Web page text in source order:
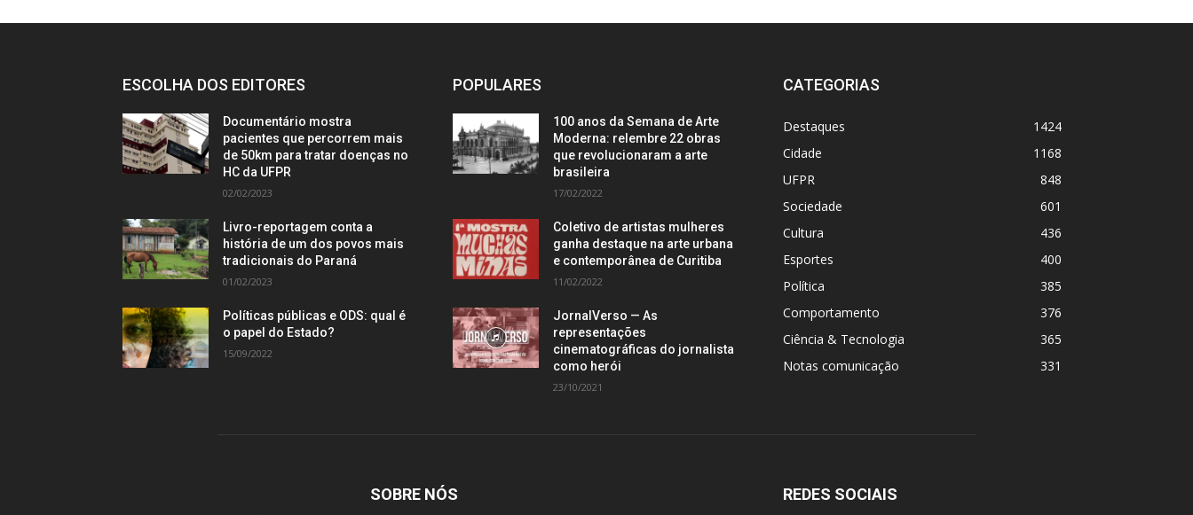
ESCOLHA DOS EDITORES
Documentário mostra
pacientes que percorrem mais
de 50km para tratar doenças no
HC da UFPR
02/02/2023
Livro-reportagem conta a
história de um dos povos mais
tradicionais do Paraná
01/02/2023
Políticas públicas e ODS: qual é
o papel do Estado?
15/09/2022
POPULARES
100 anos da Semana de Arte
Moderna: relembre 22 obras
que revolucionaram a arte
brasileira
17/02/2022
Coletivo de artistas mulheres
ganha destaque na arte urbana
e contemporânea de Curitiba
11/02/2022
JornalVerso — As
representações
cinematográficas do jornalista
como herói
23/10/2021
CATEGORIAS
Destaques
1424
Cidade
1168
UFPR
848
Sociedade
601
Cultura
436
Esportes
400
Política
385
Comportamento
376
Ciência & Tecnologia
365
Notas comunicação
331
SOBRE NÓS REDES SOCIAIS